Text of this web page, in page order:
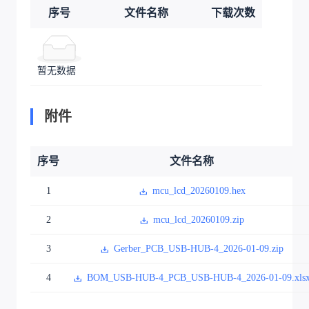
序号 文件名称 下载次数
暂无数据
附件
序号 文件名称
1 mcu_lcd_20260109.hex
2 mcu_lcd_20260109.zip
3 Gerber_PCB_USB-HUB-4_2026-01-09.zip
4 BOM_USB-HUB-4_PCB_USB-HUB-4_2026-01-